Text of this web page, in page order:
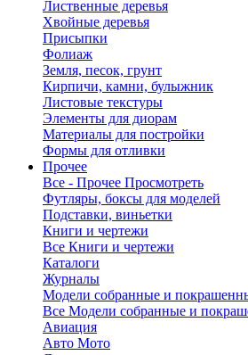
Лиственные деревья
Хвойные деревья
Присыпки
Фолиаж
Земля, песок, грунт
Кирпичи, камни, булыжник
Листовые текстуры
Элементы для диорам
Материалы для постройки
Формы для отливки
Прочее
Все - Прочее Просмотреть
Футляры, боксы для моделей
Подставки, виньетки
Книги и чертежи
Все Книги и чертежи
Каталоги
Журналы
Модели собранные и
Все Модели собранные и
Авиация
Авто Мото